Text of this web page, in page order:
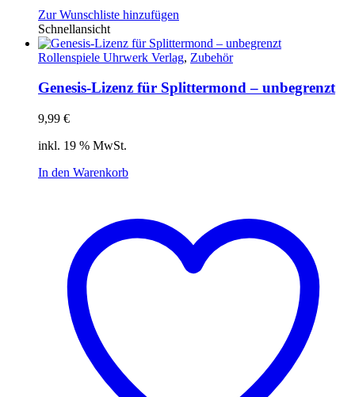
Zur Wunschliste hinzufügen
Schnellansicht
Rollenspiele Uhrwerk Verlag, Zubehör
Genesis-Lizenz für Splittermond – unbegrenzt
9,99 €
inkl. 19 % MwSt.
In den Warenkorb